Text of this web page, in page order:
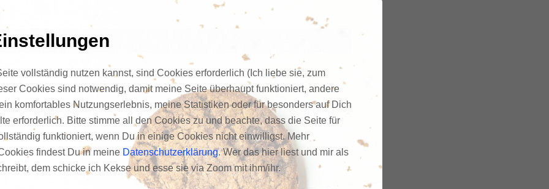
EDC
sondern in Modulen:
vollständig nutzen kannst, sind Cookies erforderlich (Ich liebe sie, zum
Cookies sind notwendig, damit meine Seite überhaupt funktioniert, andere
komfortables Nutzungserlebnis, meine Statistiken oder für besonders auf Dich
erforderlich. Bitte stimme all den Cookies zu und beachte, dass die Seite für
funktioniert, wenn Du in einige Cookies nicht einwilligst. Mehr
findest Du in meine Datenschutzerklärung. Wer das hier liest und mir als
dem schicke ich Kekse und esse sie via Zoom mit ihm/ihr.